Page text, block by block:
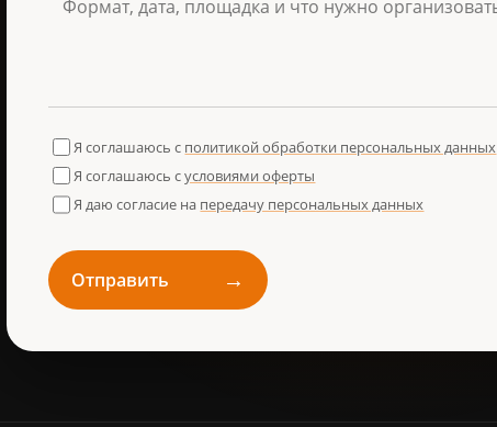
Я соглашаюсь с политикой обработки персональных данных
Я соглашаюсь сусловиями оферты
Я даю согласие на передачу персональных данных
Отправить →